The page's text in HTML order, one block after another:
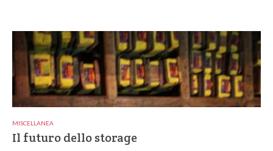
MISCELLANEA
Il futuro dello storage